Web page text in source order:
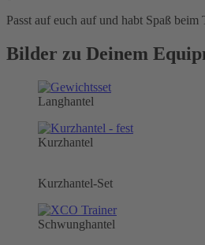
Passt auf euch auf und habt Spaß beim
Bilder zu Deinem
Langhantel
Kurzhantel
Kurzhantel-Set
Schwunghantel